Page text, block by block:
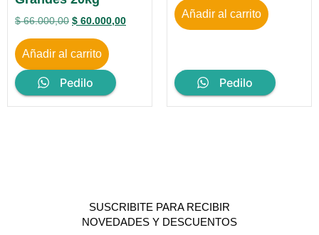
$66.000,00 $ 60.000,00
Añadir al carrito
Pedilo
Añadir al carrito
Pedilo
SUSCRIBITE PARA RECIBIR
NOVEDADES Y DESCUENTOS